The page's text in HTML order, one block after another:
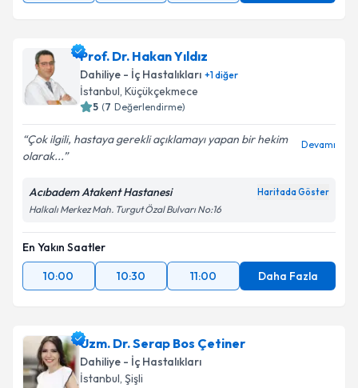
Prof. Dr. Hakan Yıldız
Dahiliye - İç Hastalıkları +1diğer
İstanbul, Küçükçekmece
5 (7 Değerlendirme)
Çok ilgili, hastaya gerekli açıklamayı yapan bir hekim
olarak...
Devamı
Acıbadem Atakent Hastanesi Haritada Göster
Halkalı Merkez Mah. Turgut Özal Bulvarı No:16
En Yakın Saatler
10:00
10:30 11:00 Daha Fazla
Uzm. Dr. Serap Bos Çetiner
Dahiliye - İç Hastalıkları
İstanbul, Şişli